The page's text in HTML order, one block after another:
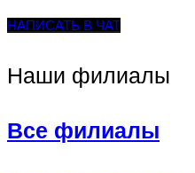
НАПИСАТЬ В ЧАТ
Наши филиалы
Все филиалы